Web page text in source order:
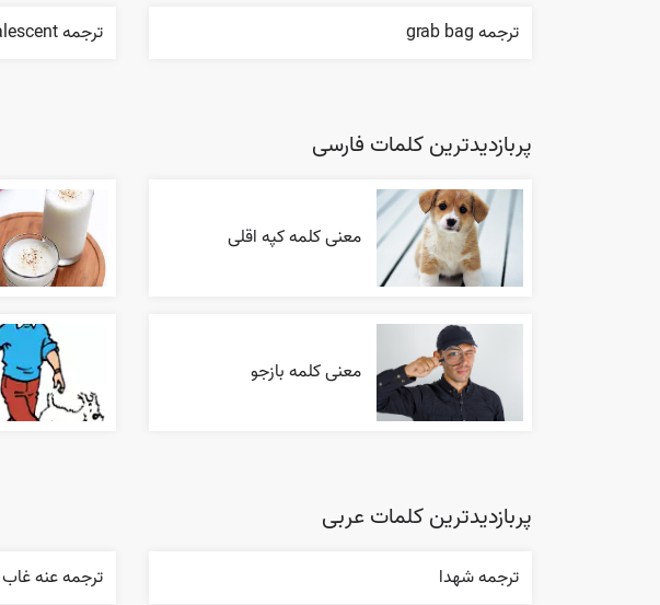
ترجمه grab bag ترجمه opalescent
پربازدیدترین کلمات فارسی
معنی کلمه کپه اقلی
معنی کلمه بازجو
پربازدیدترین کلمات عربی
ترجمه شهدا ترجمه عنه غاب